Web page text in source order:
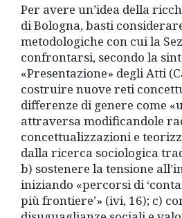
Per avere un’idea della
di Bologna, basti
metodologiche con cui la
confrontarsi, secondo la
«Presentazione» degli Atti
costruire nuove reti
differenze di genere come
attraversa modificandole
concettualizzazioni e
dalla ricerca sociologica
b) sostenere la tensione
iniziando «percorsi di
più frontiere’» (ivi, 16); c)